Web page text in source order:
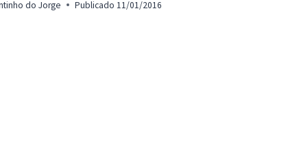
do Jorge Publicado 11/01/2016